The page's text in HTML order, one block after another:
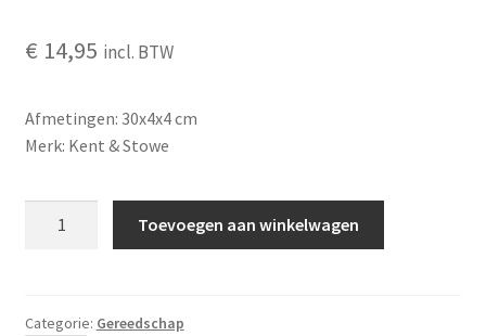
€ 14,95 incl. BTW
Afmetingen: 30x4x4 cm
Merk: Kent & Stowe
met
Toevoegen aan winkelwagen
Categorie: Gereedschap